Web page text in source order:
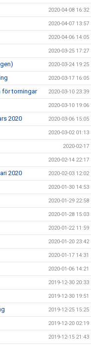
2020-04-08 16:32
2020-04-07 13:57
2020-04-06 14:05
2020-03-25 17:27
2020-03-24 19:25
2020-03-17 16:05
för torningar 2020-03-10 23:39
2020-03-10 19:06
2020 2020-03-06 15:05
2020-03-02 01:13
2020-02-17
2020-02-14 22:17
2020 2020-02-03 12:02
2020-01-30 14:53
2020-01-29 22:58
2020-01-28 15:03
2020-01-22 11:59
2020-01-20 23:42
2020-01-17 14:31
2020-01-06 14:21
2019-12-30 20:33
2019-12-30 19:51
2019-12-25 15:25
2019-12-20 02:19
2019-12-15 21:43